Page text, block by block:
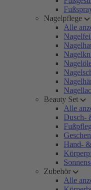
Nagelpflege
Alle
Beauty Set
Alle
Dusch-
Hand-
Zubehör
Alle